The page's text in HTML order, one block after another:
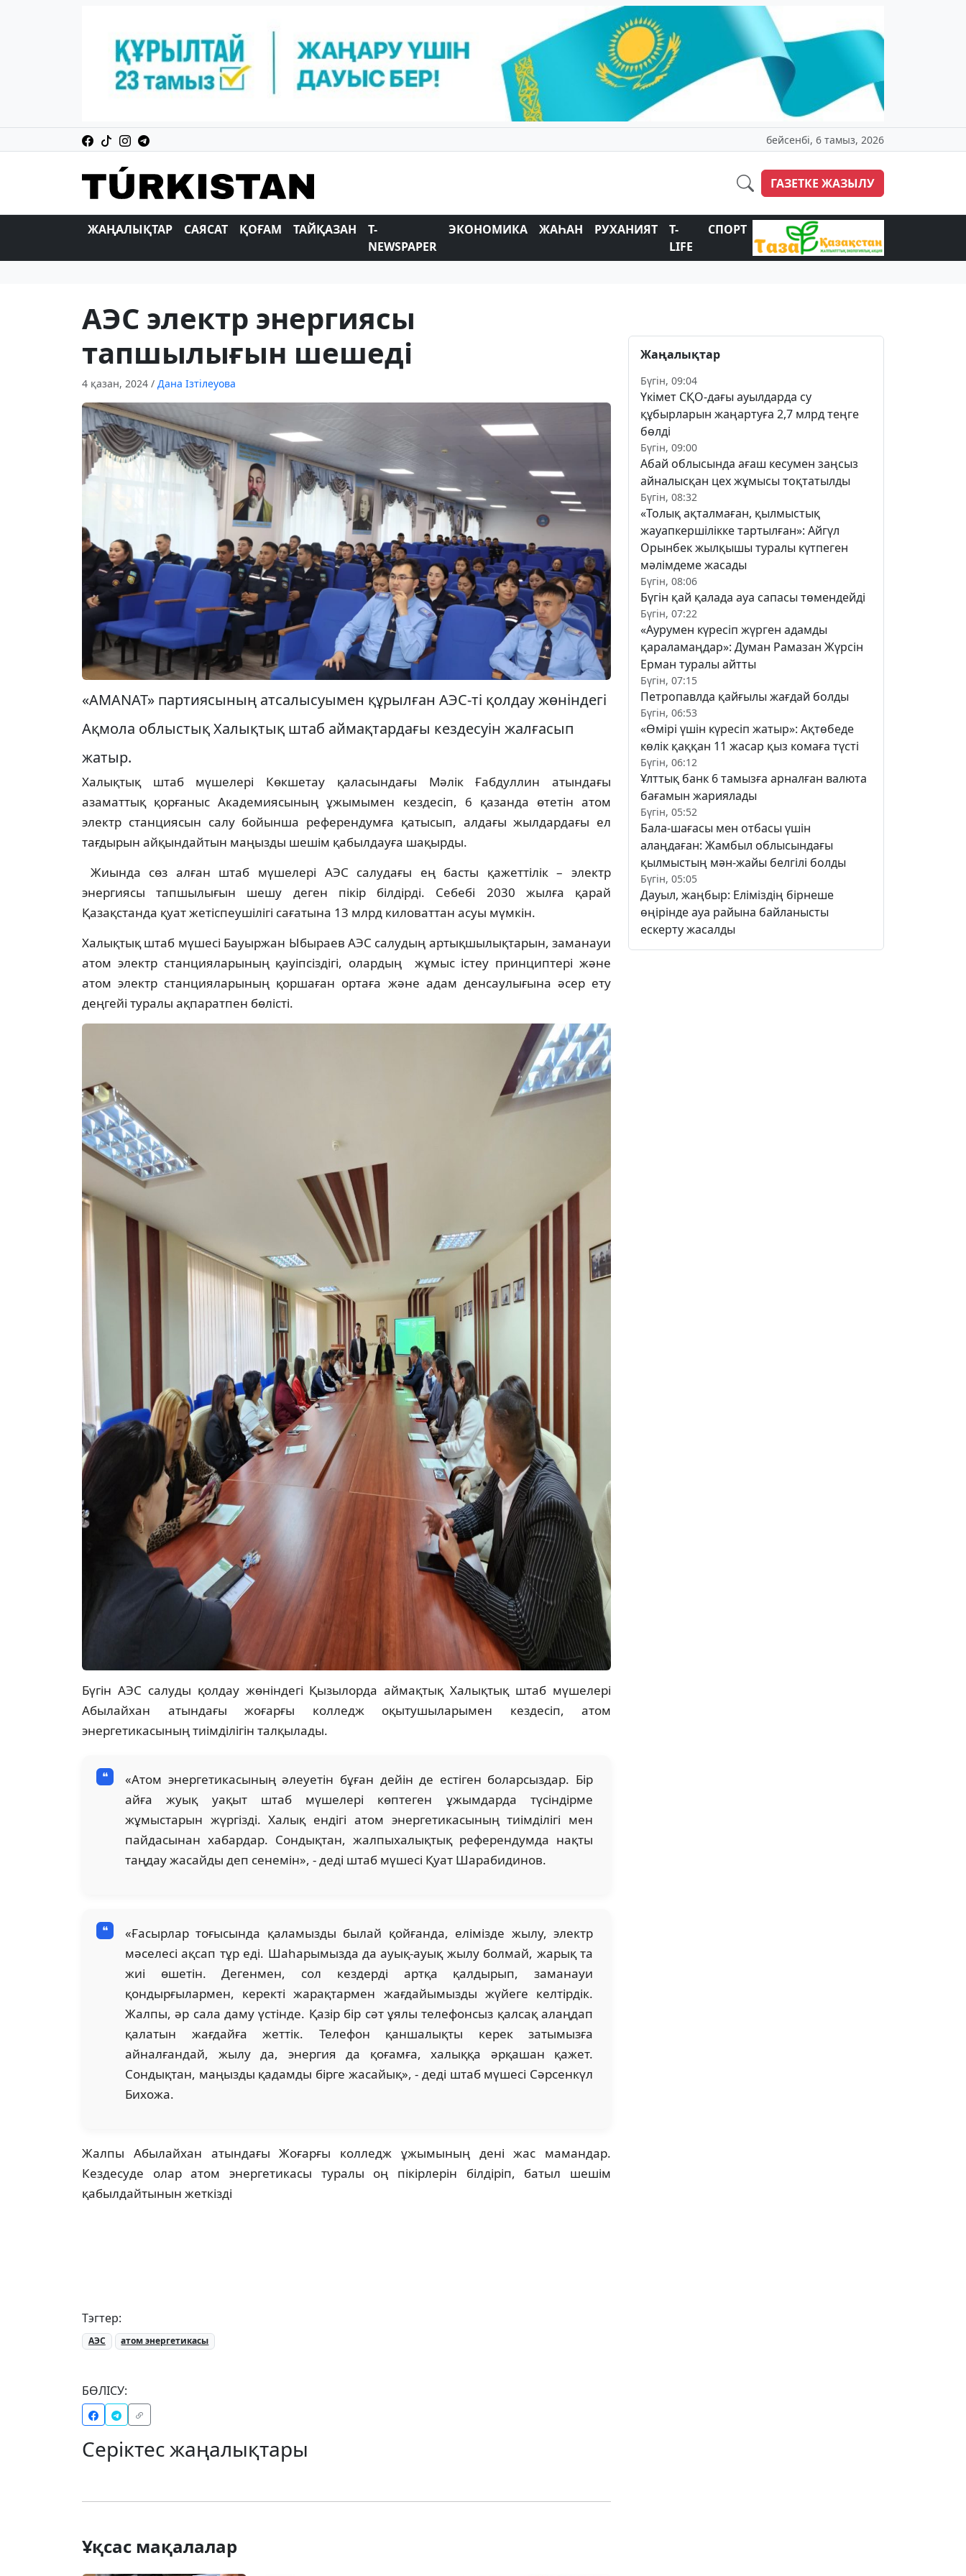
бейсенбі, 6 тамыз, 2026
ГАЗЕТКЕ ЖАЗЫЛУ
ЖАҢАЛЫҚТАР САЯСАТ ҚОҒАМ ТАЙҚАЗАН
T-
NEWSPAPER
ЭКОНОМИКА ЖАҺАН РУХАНИЯТ
T-
LIFE
СПОРТ
АЭС электр энергиясы
тапшылығын шешеді
4 қазан, 2024 / Дана Ізтілеуова
«AMANAT» партиясының атсалысуымен құрылған АЭС-ті қолдау жөніндегі
Ақмола облыстық Халықтық штаб аймақтардағы кездесуін жалғасып
жатыр.
Халықтық штаб мүшелері Көкшетау қаласындағы Мәлік Ғабдуллин атындағы
азаматтық қорғаныс Академиясының ұжымымен кездесіп, 6 қазанда өтетін атом
электр станциясын салу бойынша референдумға қатысып, алдағы жылдардағы ел
тағдырын айқындайтын маңызды шешім қабылдауға шақырды.
Жиында сөз алған штаб мүшелері АЭС салудағы ең басты қажеттілік – электр
энергиясы тапшылығын шешу деген пікір білдірді. Себебі 2030 жылға қарай
Қазақстанда қуат жетіспеушілігі сағатына 13 млрд киловаттан асуы мүмкін.
Халықтық штаб мүшесі Бауыржан Ыбыраев АЭС салудың артықшылықтарын, заманауи
атом электр станцияларының қауіпсіздігі, олардың жұмыс істеу принциптері және
атом электр станцияларының қоршаған ортаға және адам денсаулығына әсер ету
деңгейі туралы ақпаратпен бөлісті.
Бүгін АЭС салуды қолдау жөніндегі Қызылорда аймақтық Халықтық штаб мүшелері
Абылайхан атындағы жоғарғы колледж оқытушыларымен кездесіп, атом
энергетикасының тиімділігін талқылады.
«Атом энергетикасының әлеуетін бұған дейін де естіген боларсыздар. Бір
айға жуық уақыт штаб мүшелері көптеген ұжымдарда түсіндірме
жұмыстарын жүргізді. Халық ендігі атом энергетикасының тиімділігі мен
пайдасынан хабардар. Сондықтан, жалпыхалықтық референдумда нақты
таңдау жасайды деп сенемін», - деді штаб мүшесі Қуат Шарабидинов.
«Ғасырлар тоғысында қаламызды былай қойғанда, елімізде жылу, электр
мәселесі ақсап тұр еді. Шаһарымызда да ауық-ауық жылу болмай, жарық та
жиі өшетін. Дегенмен, сол кездерді артқа қалдырып, заманауи
қондырғылармен, керекті жарақтармен жағдайымызды жүйеге келтірдік.
Жалпы, әр сала даму үстінде. Қазір бір сәт ұялы телефонсыз қалсақ алаңдап
қалатын жағдайға жеттік. Телефон қаншалықты керек затымызға
айналғандай, жылу да, энергия да қоғамға, халыққа әрқашан қажет.
Сондықтан, маңызды қадамды бірге жасайық», - деді штаб мүшесі Сәрсенкүл
Бихожа.
Жалпы Абылайхан атындағы Жоғарғы колледж ұжымының дені жас мамандар.
Кездесуде олар атом энергетикасы туралы оң пікірлерін білдіріп, батыл шешім
қабылдайтынын жеткізді
Тэгтер:
АЭС атом энергетикасы
БӨЛІСУ:
Серіктес жаңалықтары
Ұқсас мақалалар
Жаңалықтар
Бүгін, 09:04
Үкімет СҚО-дағы ауылдарда су
құбырларын жаңартуға 2,7 млрд теңге
бөлді
Бүгін, 09:00
Абай облысында ағаш кесумен заңсыз
айналысқан цех жұмысы тоқтатылды
Бүгін, 08:32
«Толық ақталмаған, қылмыстық
жауапкершілікке тартылған»: Айгүл
Орынбек жылқышы туралы күтпеген
мәлімдеме жасады
Бүгін, 08:06
Бүгін қай қалада ауа сапасы төмендейді
Бүгін, 07:22
«Аурумен күресіп жүрген адамды
қараламаңдар»: Думан Рамазан Жүрсін
Ерман туралы айтты
Бүгін, 07:15
Петропавлда қайғылы жағдай болды
Бүгін, 06:53
«Өмірі үшін күресіп жатыр»: Ақтөбеде
көлік қаққан 11 жасар қыз комаға түсті
Бүгін, 06:12
Ұлттық банк 6 тамызға арналған валюта
бағамын жариялады
Бүгін, 05:52
Бала-шағасы мен отбасы үшін
алаңдаған: Жамбыл облысындағы
қылмыстың мән-жайы белгілі болды
Бүгін, 05:05
Дауыл, жаңбыр: Еліміздің бірнеше
өңірінде ауа райына байланысты
ескерту жасалды